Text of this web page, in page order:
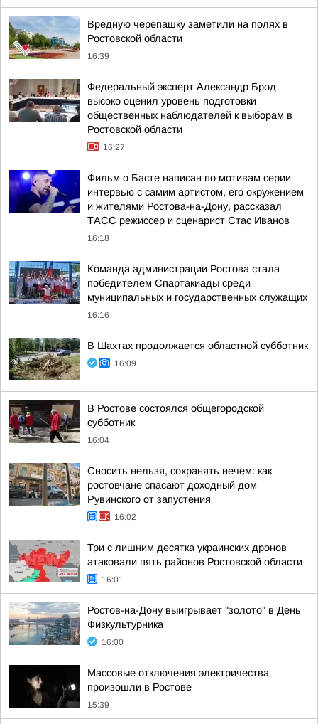
Вредную черепашку заметили на полях в
Ростовской области
16:39
Федеральный эксперт Александр Брод
высоко оценил уровень подготовки
общественных наблюдателей к выборам в
Ростовской области
16:27
Фильм о Басте написан по мотивам серии
интервью с самим артистом, его окружением
и жителями Ростова-на-Дону, рассказал
ТАСС режиссер и сценарист Стас Иванов
16:18
Команда администрации Ростова стала
победителем Спартакиады среди
муниципальных и государственных служащих
16:16
В Шахтах продолжается областной субботник
16:09
В Ростове состоялся общегородской
субботник
16:04
Сносить нельзя, сохранять нечем: как
ростовчане спасают доходный дом
Рувинского от запустения
16:02
Три с лишним десятка украинских дронов
атаковали пять районов Ростовской области
16:01
Ростов-на-Дону выигрывает "золото" в День
Физкультурника
16:00
Массовые отключения электричества
произошли в Ростове
15:39